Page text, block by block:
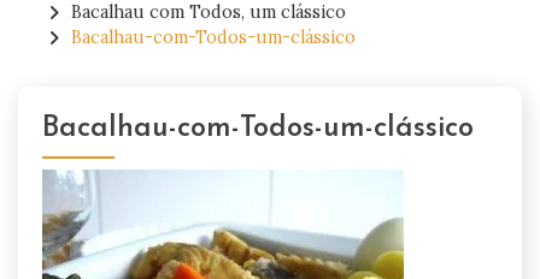
Bacalhau com Todos, um clássico
Bacalhau-com-Todos-um-clássico
Bacalhau-com-Todos-um-clássico